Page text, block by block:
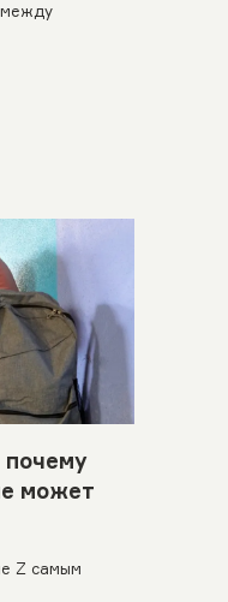
между
почему
может
Z самым